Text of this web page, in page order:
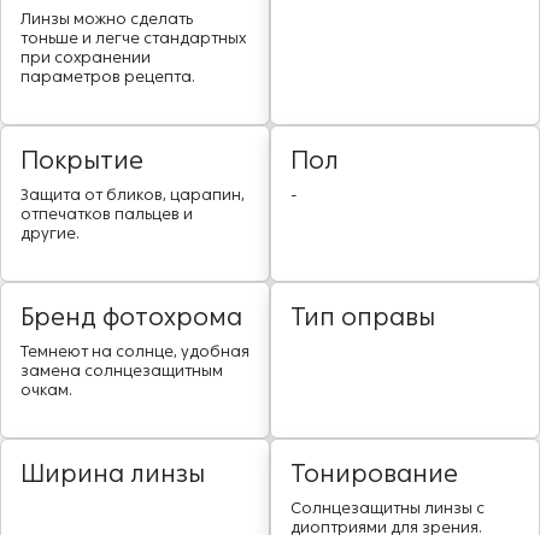
Линзы можно сделать
тоньше и легче стандартных
при сохранении
параметров рецепта.
Покрытие
Защита от бликов, царапин,
отпечатков пальцев и
другие.
Пол
-
Бренд фотохрома
Темнеют на солнце, удобная
замена солнцезащитным
очкам.
Тип оправы
Ширина линзы Тонирование
Солнцезащитны линзы с
диоптриями для зрения.